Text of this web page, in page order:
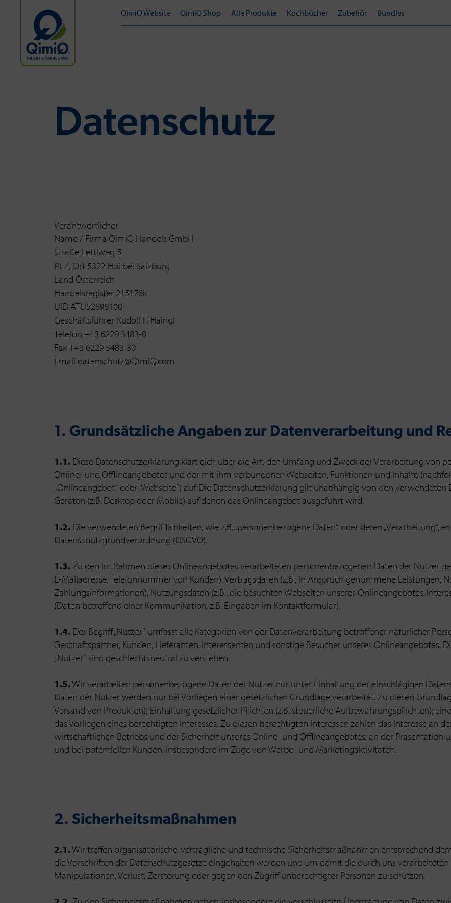
QimiQ Website QimiQ Shop Alle Produkte Kochbücher Zubehör Bundles
Da­ten­schutz
Verantwortlicher
Name / Firma QimiQ Handels GmbH
Straße Lettlweg 5
PLZ, Ort 5322 Hof bei Salzburg
Land Österreich
Handelsregister 215176k
UID ATU52898100
Geschäftsführer Rudolf F. Haindl
Telefon +43 6229 3483-0
Fax +43 6229 3483-30
Email datenschutz@QimiQ.com
1. Grundsätzliche Angaben zur Datenverarbeitung und
1.1. Diese Datenschutzerklärung klärt dich über die Art, den Umfang und Zweck der Verarbeitung von
Online- und Offlineangebotes und der mit ihm verbundenen Webseiten, Funktionen und Inhalte
„Onlineangebot“ oder „Webseite“) auf. Die Datenschutzerklärung gilt unabhängig von den
Geräten (z.B. Desktop oder Mobile) auf denen das Onlineangebot ausgeführt wird.
1.2. Die verwendeten Begrifflichkeiten, wie z.B. „personenbezogene Daten“ oder deren „Verarbeitung“,
Datenschutzgrundverordnung (DSGVO).
1.3. Zu den im Rahmen dieses Onlineangebotes verarbeiteten personenbezogenen Daten der Nutzer
E-Mailadresse, Telefonnummer von Kunden), Vertragsdaten (z.B., in Anspruch genommene Leistungen,
Zahlungsinformationen), Nutzungsdaten (z.B., die besuchten Webseiten unseres Onlineangebotes,
(Daten betreffend einer Kommunikation, z.B. Eingaben im Kontaktformular).
1.4. Der Begriff „Nutzer“ umfasst alle Kategorien von der Datenverarbeitung betroffener natürlicher
Geschäftspartner, Kunden, Lieferanten, Interessenten und sonstige Besucher unseres Onlineangebotes.
„Nutzer“ sind geschlechtsneutral zu verstehen.
1.5.Wir verarbeiten personenbezogene Daten der Nutzer nur unter Einhaltung der einschlägigen
Daten der Nutzer werden nur bei Vorliegen einer gesetzlichen Grundlage verarbeitet. Zu diesen
Versand von Produkten); Einhaltung gesetzlicher Pflichten (z.B. steuerliche Aufbewahrungspflichten);
das Vorliegen eines berechtigten Interesses. Zu diesen berechtigten Interessen zählen das Interesse an
wirtschaftlichen Betriebs und der Sicherheit unseres Online- und Offlineangebotes; an der Präsentation
und bei potentiellen Kunden, insbesondere im Zuge von Werbe- und Marketingaktivitäten.
2. Sicherheitsmaßnahmen
2.1.Wir treffen organisatorische, vertragliche und technische Sicherheitsmaßnahmen entsprechend
die Vorschriften der Datenschutzgesetze eingehalten werden und um damit die durch uns
Manipulationen, Verlust, Zerstörung oder gegen den Zugriff unberechtigter Personen zu schützen.